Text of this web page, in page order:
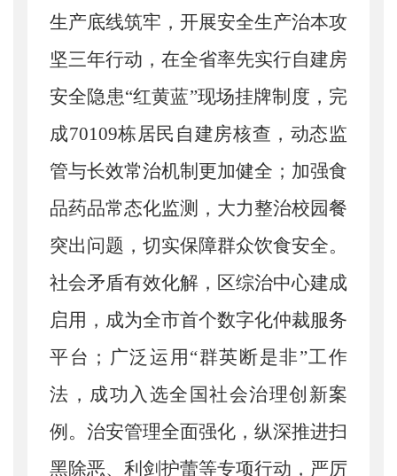
生产底线筑牢，开展安全生产治本攻
坚三年行动，在全省率先实行自建房
安全隐患“红黄蓝”现场挂牌制度，完
成70109栋居民自建房核查，动态监
管与长效常治机制更加健全；加强食
品药品常态化监测，大力整治校园餐
突出问题，切实保障群众饮食安全。
社会矛盾有效化解，区综治中心建成
启用，成为全市首个数字化仲裁服务
平台；广泛运用“群英断是非”工作
法，成功入选全国社会治理创新案
例。治安管理全面强化，纵深推进扫
黑除恶、利剑护蕾等专项行动，严厉